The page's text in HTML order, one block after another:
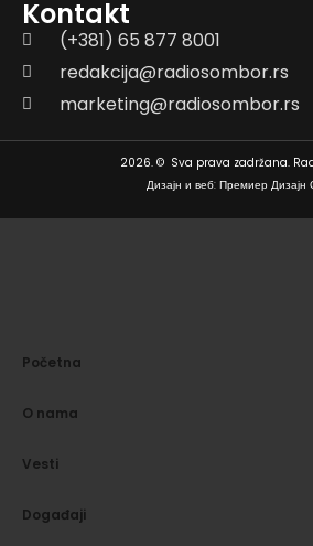
Kontakt
(+381) 65 877 8001
redakcija@radiosombor.rs
marketing@radiosombor.rs
2026. © Sva prava zadržana.
Дизајн и веб: Премиер Дизајн
Početna
O nama
Vesti
Događaji